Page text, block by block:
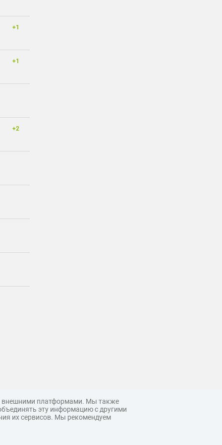
+1
+1
+2
внешними платформами. Мы также
эту информацию с другими
их сервисов. Мы рекомендуем